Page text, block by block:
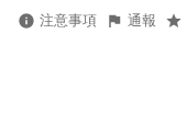
注意事項 通報